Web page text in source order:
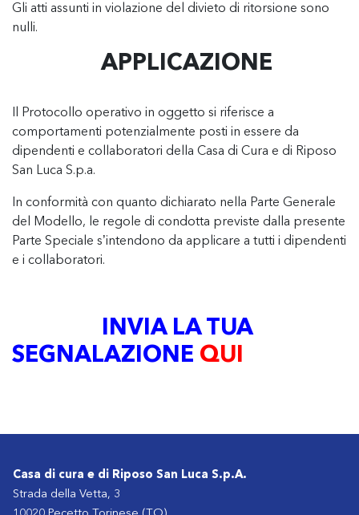
Gli atti assunti in violazione del divieto di ritorsione sono
nulli.
APPLICAZIONE
Il Protocollo operativo in oggetto si riferisce a
comportamenti potenzialmente posti in essere da
dipendenti e collaboratori della Casa di Cura e di Riposo
San Luca S.p.a.
In conformità con quanto dichiarato nella Parte Generale
del Modello, le regole di condotta previste dalla presente
Parte Speciale s’intendono da applicare a tutti i dipendenti
e i collaboratori.
INVIA LA TUA
SEGNALAZIONE QUI
Casa di cura e di Riposo San Luca S.p.A.
Strada della Vetta, 3